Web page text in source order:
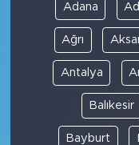
Adana
Ağrı
Antalya
Balıkesir
Bayburt